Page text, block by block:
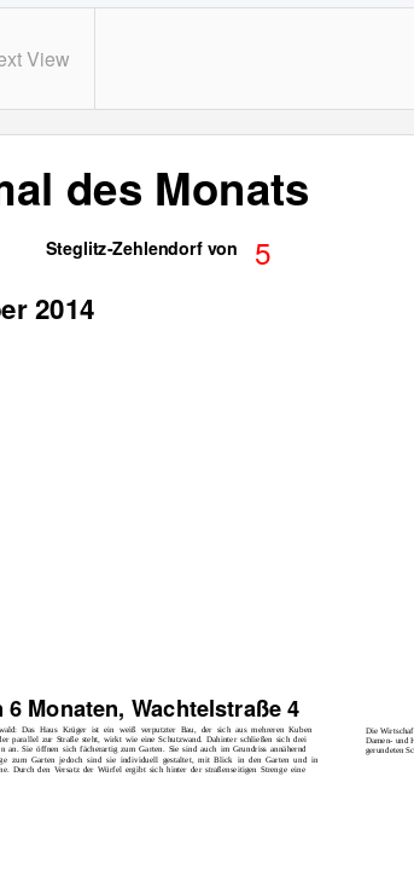
View
des Monats
Steglitz-Zehlendorf von 5
2014
Monaten, Wachtelstraße 4
Das Haus Krüger ist ein weiß verputzter Bau, der sich aus mehreren Kuben
parallel zur Straße steht, wirkt wie eine Schutzwand. Dahinter schließen sich drei
an. Sie öffnen sich fächerartig zum Garten. Sie sind auch im Grundriss annähernd
zum Garten jedoch sind sie individuell gestaltet, mit Blick in den Garten und in
Durch den Versatz der Würfel ergibt sich hinter der straßenseitigen Strenge eine
Die
Damen- und
gerundeten